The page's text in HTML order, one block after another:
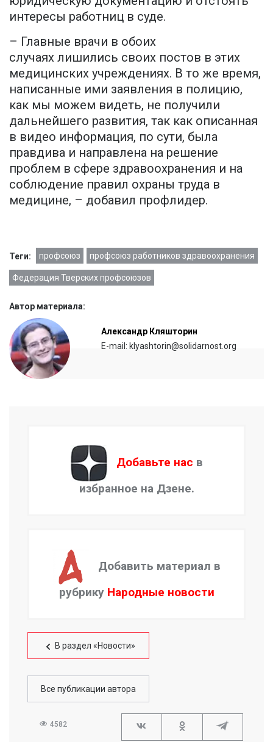
интересы работниц в суде.
– Главные врачи в обоих
случаях лишились своих постов в этих
медицинских учреждениях. В то же время,
написанные ими заявления в полицию,
как мы можем видеть, не получили
дальнейшего развития, так как описанная
в видео информация, по сути, была
правдива и направлена на решение
проблем в сфере здравоохранения и на
соблюдение правил охраны труда в
медицине, – добавил профлидер.
Теги: профсоюз профсоюз работников здравоохранения
Федерация Тверских профсоюзов
Автор материала:
Александр Кляшторин
E-mail: klyashtorin@solidarnost.org
Добавьте нас в
избранное на Дзене.
Добавить материал в
рубрику Народные новости
В раздел «Новости»
Все публикации автора
4582